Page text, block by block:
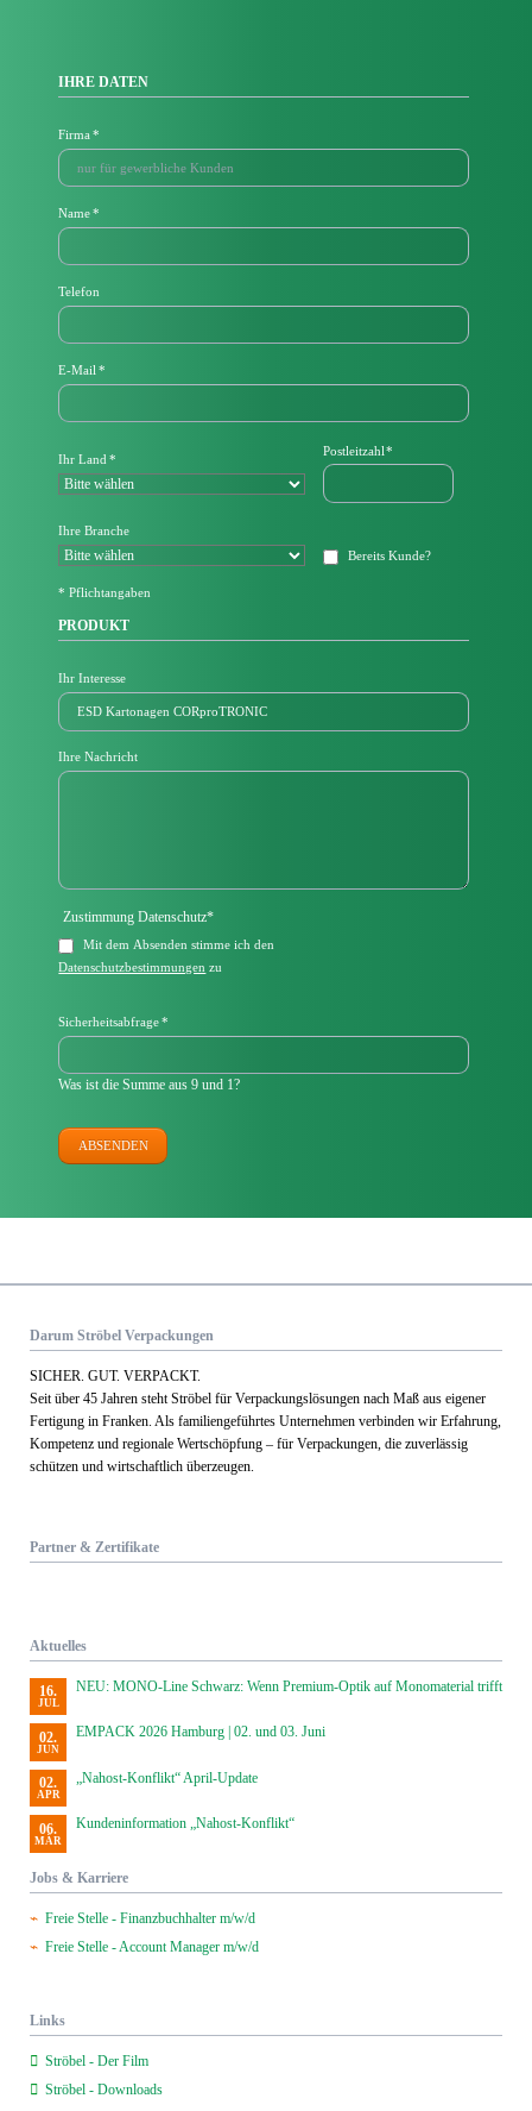
IHRE DATEN
Pflichtfeld
Firma *
Pflichtfeld
Name*
Telefon
P
f
h
l
d
E-Mail *
Pflichtfeld
Ihr Land *
Pflichtfeld
Postleitzahl*
Ihre Branche
Bereits Kunde?
* Pflichtangaben
PRODUKT
Ihr Interesse
Ihre Nachricht
Pflichtfeld
Zustimmung Datenschutz*
Mit dem Absenden stimme ich den
Datenschutzbestimmungen zu
Pflichtfeld
Sicherheitsabfrage*
Was ist die Summe aus 9 und 1?
ABSENDEN
Darum Ströbel Verpackungen
SICHER. GUT. VERPACKT.
Seit über 45 Jahren steht Ströbel für Verpack­ungs­lösungen nach Maß aus eigener
Fertigung in Franken. Als familien­geführtes Unternehmen verbinden wir Erfahrung,
Kom­petenz und regionale Wert­schöpfung – für Verpackungen, die zuverlässig
schützen und wirtschaftlich überzeugen.
Partner & Zertifikate
Aktuelles
16.
JUL
NEU: MONO-Line Schwarz: Wenn Premium-Optik auf Monomaterial trifft
02.
JUN
EMPACK 2026 Hamburg | 02. und 03. Juni
02.
APR
„Nahost-Konflikt“ April-Update
06.
MÄR
Kundeninformation „Nahost-Konflikt“
Jobs & Karriere
Freie Stelle - Finanzbuchhalter m/w/d
Freie Stelle - Account Manager m/w/d
Links
Ströbel - Der Film
Ströbel - Downloads